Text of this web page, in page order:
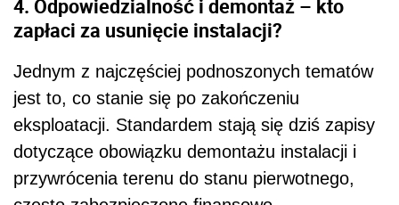
4. Odpowiedzialność i demontaż – kto
zapłaci za usunięcie instalacji?
Jednym z najczęściej podnoszonych tematów
jest to, co stanie się po zakończeniu
eksploatacji. Standardem stają się dziś zapisy
dotyczące obowiązku demontażu instalacji i
przywrócenia terenu do stanu pierwotnego,